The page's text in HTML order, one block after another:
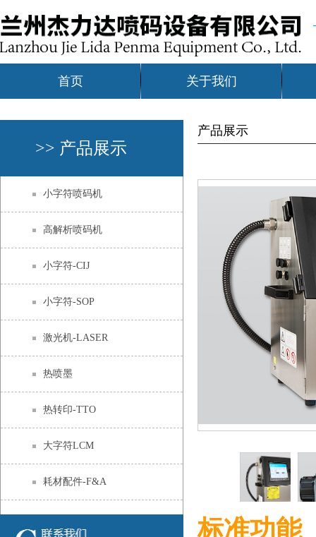
首页 关于我们
>> 产品展示
小字符喷码机
高解析喷码机
小字符-CIJ
小字符-SOP
激光机-LASER
热喷墨
热转印-TTO
大字符LCM
耗材配件-F&A
产品展示
标准功能